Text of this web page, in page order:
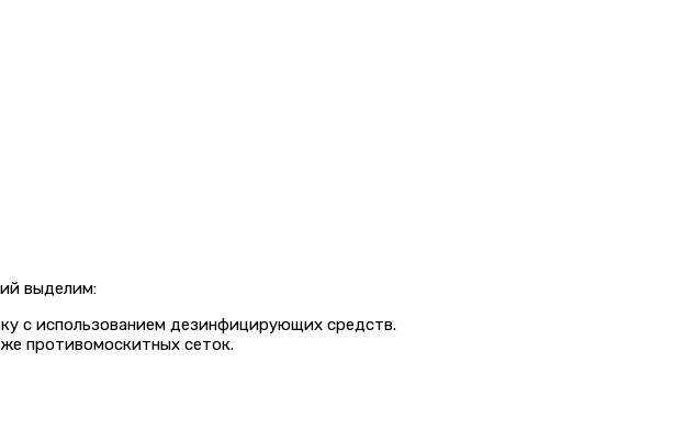
выделим:
с использованием дезинфицирующих средств.
противомоскитных сеток.